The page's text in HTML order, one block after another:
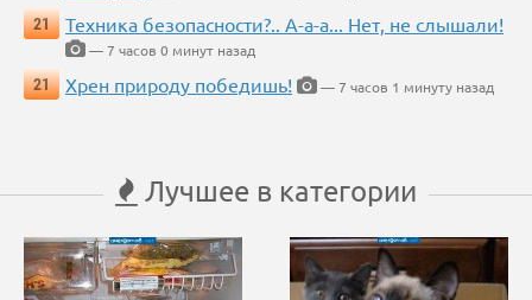
21
Техника безопасности?.. А-а-а... Нет, не слышали!
— 7 часов 0 минут назад
21
Хрен природу победишь! — 7 часов 1 минуту назад
Лучшее в категории